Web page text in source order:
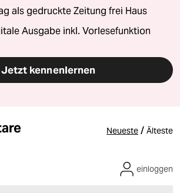
als gedruckte Zeitung frei Haus
Ausgabe inkl. Vorlesefunktion
Jetzt kennenlernen
Neueste / Älteste
einloggen